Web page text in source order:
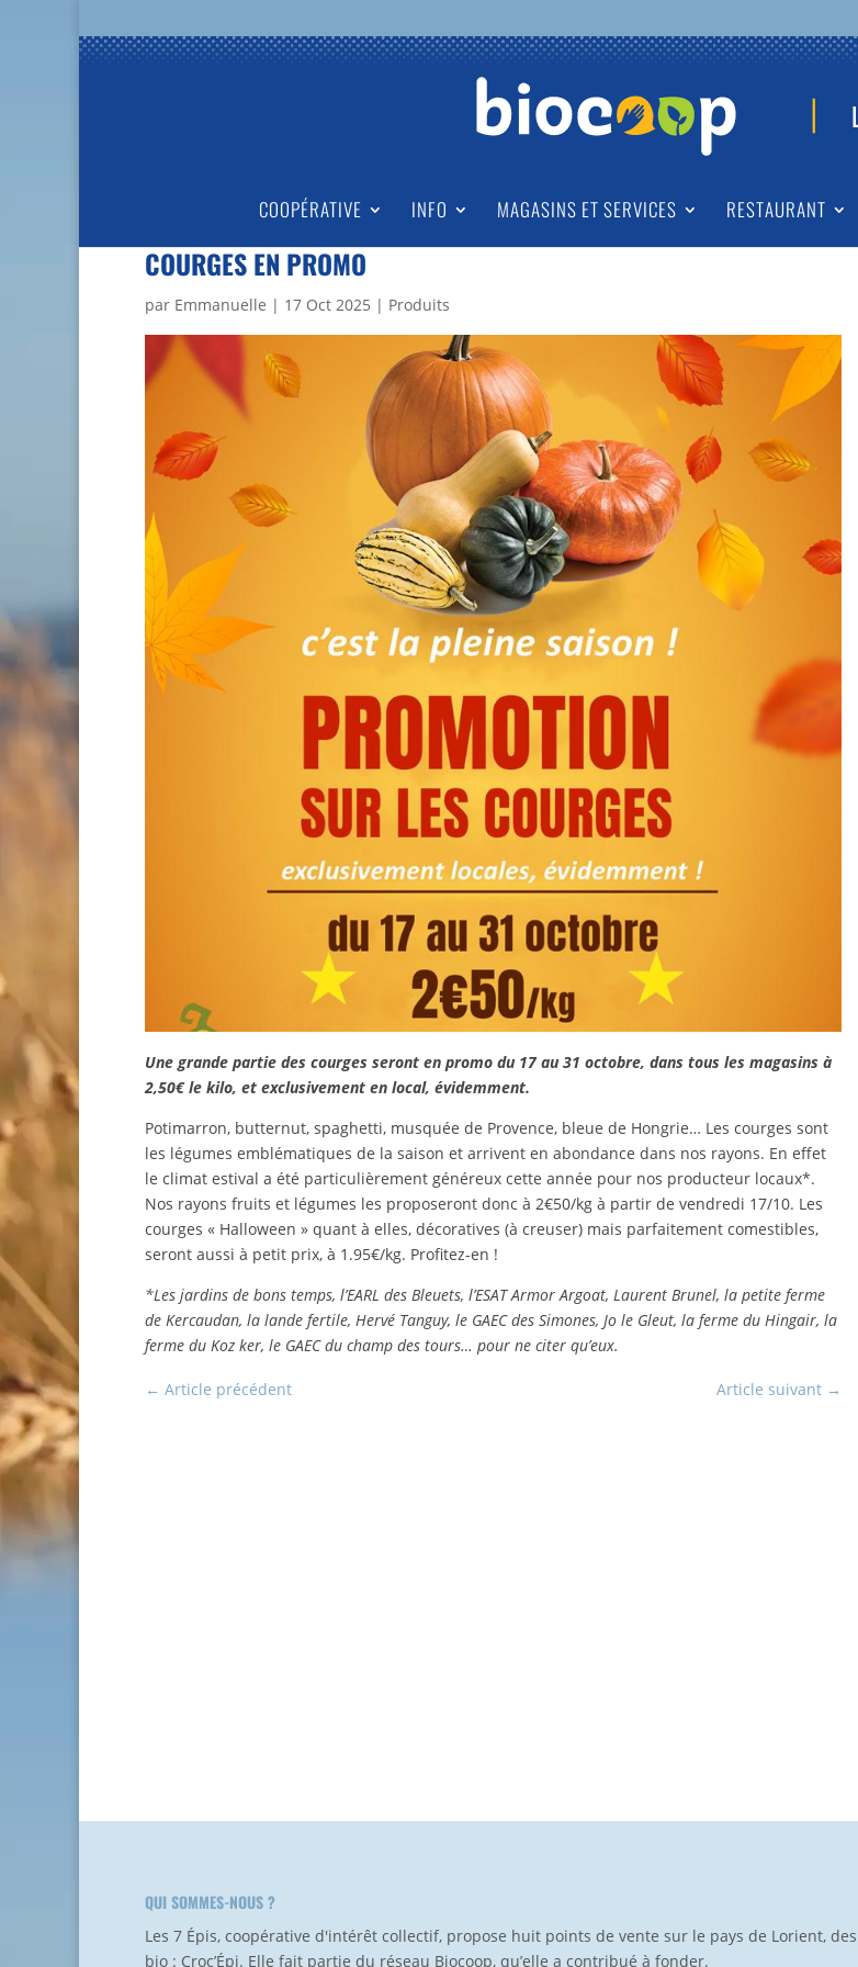
COOPÉRATIVE INFO MAGASINS ET SERVICES RESTAURANT
COURGES EN PROMO
par Emmanuelle | 17 Oct 2025 | Produits
Une grande partie des courges seront en promo du 17 au 31 octobre, dans tous les magasins à
2,50€ le kilo, et exclusivement en local, évidemment.
Potimarron, butternut, spaghetti, musquée de Provence, bleue de Hongrie… Les courges sont
les légumes emblématiques de la saison et arrivent en abondance dans nos rayons. En effet
le climat estival a été particulièrement généreux cette année pour nos producteur locaux*.
Nos rayons fruits et légumes les proposeront donc à 2€50/kg à partir de vendredi 17/10. Les
courges « Halloween » quant à elles, décoratives (à creuser) mais parfaitement comestibles,
seront aussi à petit prix, à 1.95€/kg. Profitez-en !
*Les jardins de bons temps, l’EARL des Bleuets, l’ESAT Armor Argoat, Laurent Brunel, la petite ferme
de Kercaudan, la lande fertile, Hervé Tanguy, le GAEC des Simones, Jo le Gleut, la ferme du Hingair, la
ferme du Koz ker, le GAEC du champ des tours… pour ne citer qu’eux.
← Article précédent Article suivant →
QUI SOMMES-NOUS ?
Les 7 Épis, coopérative d'intérêt collectif, propose huit points de vente sur le pays de Lorient,
bio : Croc’Épi. Elle fait partie du réseau Biocoop, qu’elle a contribué à fonder.